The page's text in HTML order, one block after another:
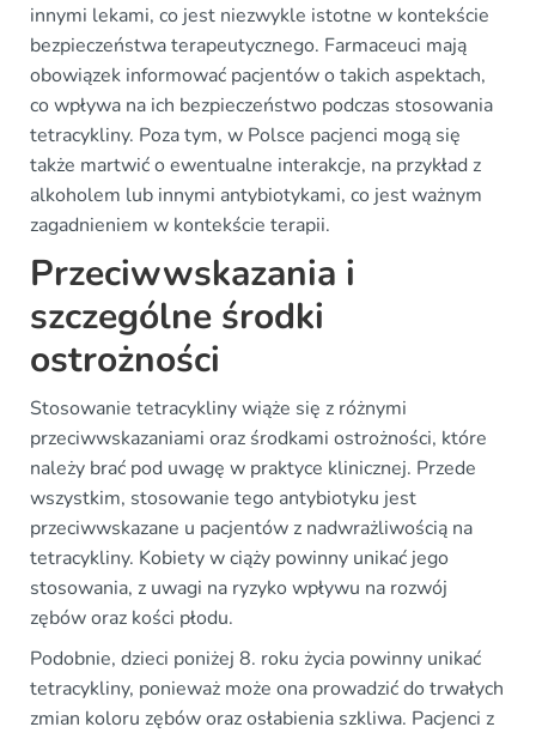
innymi lekami, co jest niezwykle istotne w kontekście
bezpieczeństwa terapeutycznego. Farmaceuci mają
obowiązek informować pacjentów o takich aspektach,
co wpływa na ich bezpieczeństwo podczas stosowania
tetracykliny. Poza tym, w Polsce pacjenci mogą się
także martwić o ewentualne interakcje, na przykład z
alkoholem lub innymi antybiotykami, co jest ważnym
zagadnieniem w kontekście terapii.
Przeciwwskazania i
szczególne środki
ostrożności
Stosowanie tetracykliny wiąże się z różnymi
przeciwwskazaniami oraz środkami ostrożności, które
należy brać pod uwagę w praktyce klinicznej. Przede
wszystkim, stosowanie tego antybiotyku jest
przeciwwskazane u pacjentów z nadwrażliwością na
tetracykliny. Kobiety w ciąży powinny unikać jego
stosowania, z uwagi na ryzyko wpływu na rozwój
zębów oraz kości płodu.
Podobnie, dzieci poniżej 8. roku życia powinny unikać
tetracykliny, ponieważ może ona prowadzić do trwałych
zmian koloru zębów oraz osłabienia szkliwa. Pacjenci z